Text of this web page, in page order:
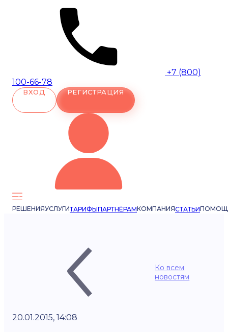
+7 (800)
100-66-78
ВХОД РЕГИСТРАЦИЯ
РЕШЕНИЯУСЛУГИТАРИФЫПАРТНЁРАМКОМПАНИЯСТАТЬИ
Ко всем
новостям
20.01.2015, 14:08